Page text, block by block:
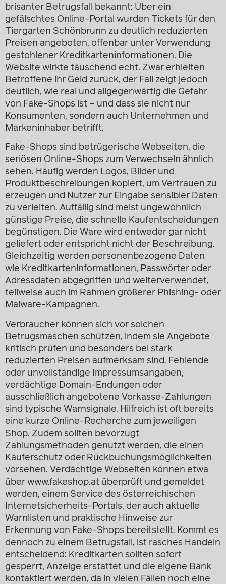
brisanter Betrugsfall bekannt: Über ein
gefälschtes Online-Portal wurden Tickets für den
Tiergarten Schönbrunn zu deutlich reduzierten
Preisen angeboten, offenbar unter Verwendung
gestohlener Kreditkarteninformationen. Die
Website wirkte täuschend echt. Zwar erhielten
Betroffene ihr Geld zurück, der Fall zeigt jedoch
deutlich, wie real und allgegenwärtig die Gefahr
von Fake-Shops ist – und dass sie nicht nur
Konsumenten, sondern auch Unternehmen und
Markeninhaber betrifft.
Fake-Shops sind betrügerische Webseiten, die
seriösen Online-Shops zum Verwechseln ähnlich
sehen. Häufig werden Logos, Bilder und
Produktbeschreibungen kopiert, um Vertrauen zu
erzeugen und Nutzer zur Eingabe sensibler Daten
zu verleiten. Auffällig sind meist ungewöhnlich
günstige Preise, die schnelle Kaufentscheidungen
begünstigen. Die Ware wird entweder gar nicht
geliefert oder entspricht nicht der Beschreibung.
Gleichzeitig werden personenbezogene Daten
wie Kreditkarteninformationen, Passwörter oder
Adressdaten abgegriffen und weiterverwendet,
teilweise auch im Rahmen größerer Phishing- oder
Malware-Kampagnen.
Verbraucher können sich vor solchen
Betrugsmaschen schützen, indem sie Angebote
kritisch prüfen und besonders bei stark
reduzierten Preisen aufmerksam sind. Fehlende
oder unvollständige Impressumsangaben,
verdächtige Domain-Endungen oder
ausschließlich angebotene Vorkasse-Zahlungen
sind typische Warnsignale. Hilfreich ist oft bereits
eine kurze Online-Recherche zum jeweiligen
Shop. Zudem sollten bevorzugt
Zahlungsmethoden genutzt werden, die einen
Käuferschutz oder Rückbuchungsmöglichkeiten
vorsehen. Verdächtige Webseiten können etwa
über www.fakeshop.at überprüft und gemeldet
werden, einem Service des österreichischen
Internetsicherheits-Portals, der auch aktuelle
Warnlisten und praktische Hinweise zur
Erkennung von Fake-Shops bereitstellt. Kommt es
dennoch zu einem Betrugsfall, ist rasches Handeln
entscheidend: Kreditkarten sollten sofort
gesperrt, Anzeige erstattet und die eigene Bank
kontaktiert werden, da in vielen Fällen noch eine